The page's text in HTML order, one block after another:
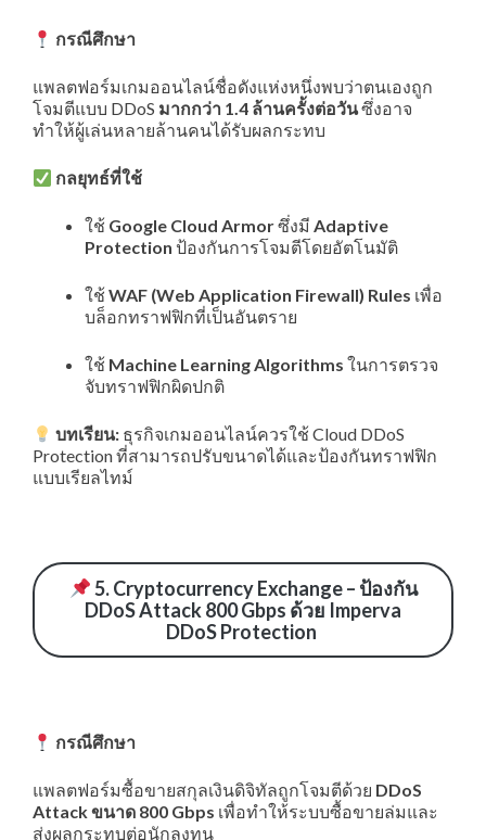
กรณีศึกษา
แพลตฟอร์มเกมออนไลน์ชื่อดังแห่งหนึ่งพบว่าตนเองถูก
โจมตีแบบ DDoS มากกว่า 1.4 ล้านครั้งต่อวันซึ่งอาจ
ทำให้ผู้เล่นหลายล้านคนได้รับผลกระทบ
กลยุทธ์ที่ใช้
ใช้ Google Cloud Armorซึ่งมี Adaptive
Protection ป้องกันการโจมตีโดยอัตโนมัติ
ใช้ WAF (Web Application Firewall) Rules เพื่อ
บล็อกทราฟฟิกที่เป็นอันตราย
ใช้ Machine Learning Algorithms ในการตรวจ
จับทราฟฟิกผิดปกติ
บทเรียน: ธุรกิจเกมออนไลน์ควรใช้ Cloud DDoS
Protection ที่สามารถปรับขนาดได้และป้องกันทราฟฟิก
แบบเรียลไทม์
5. Cryptocurrency Exchange – ป้องกัน
DDoS Attack 800 Gbps ด้วย Imperva
DDoS Protection
กรณีศึกษา
แพลตฟอร์มซื้อขายสกุลเงินดิจิทัลถูกโจมตีด้วย DDoS
Attack ขนาด 800 Gbps เพื่อทำให้ระบบซื้อขายล่มและ
ส่งผลกระทบต่อนักลงทุน